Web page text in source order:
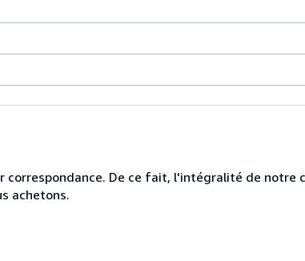
De ce fait, l'intégralité de notre
achetons.